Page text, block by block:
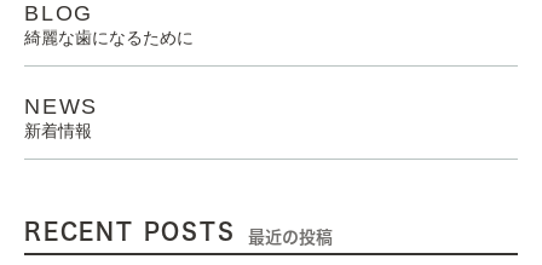
BLOG
綺麗な歯になるために
NEWS
新着情報
RECENT POSTS 最近の投稿